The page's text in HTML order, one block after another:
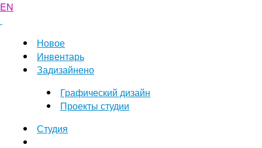
EN
Новое
Инвентарь
Задизайнено
Графический дизайн
Проекты студии
Студия